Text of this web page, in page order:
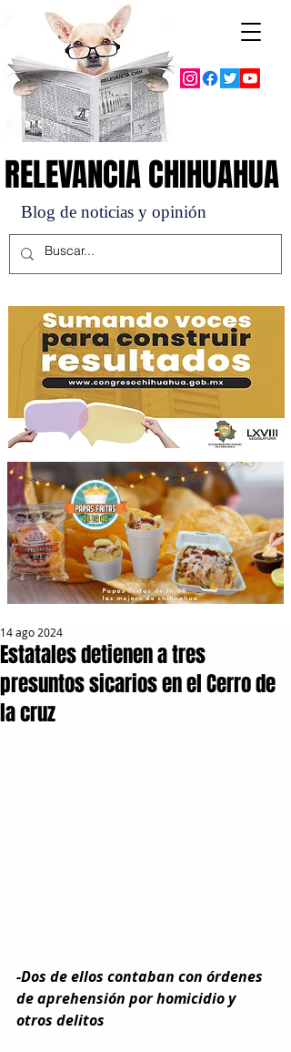
Blog de noticias y opinión
RELEVANCIA CHIHUAHUA
RELEVANCIA CHIHUAHUA
Estatales detienen a tres
presuntos sicarios en el Cerro de
la cruz
14 ago 2024
-Dos de ellos contaban con órdenes
de aprehensión por homicidio y
otros delitos